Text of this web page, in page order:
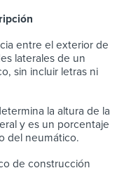
entre el exterior de
laterales de un
sin incluir letras ni
la altura de la
y es un porcentaje
del neumático.
de construcción